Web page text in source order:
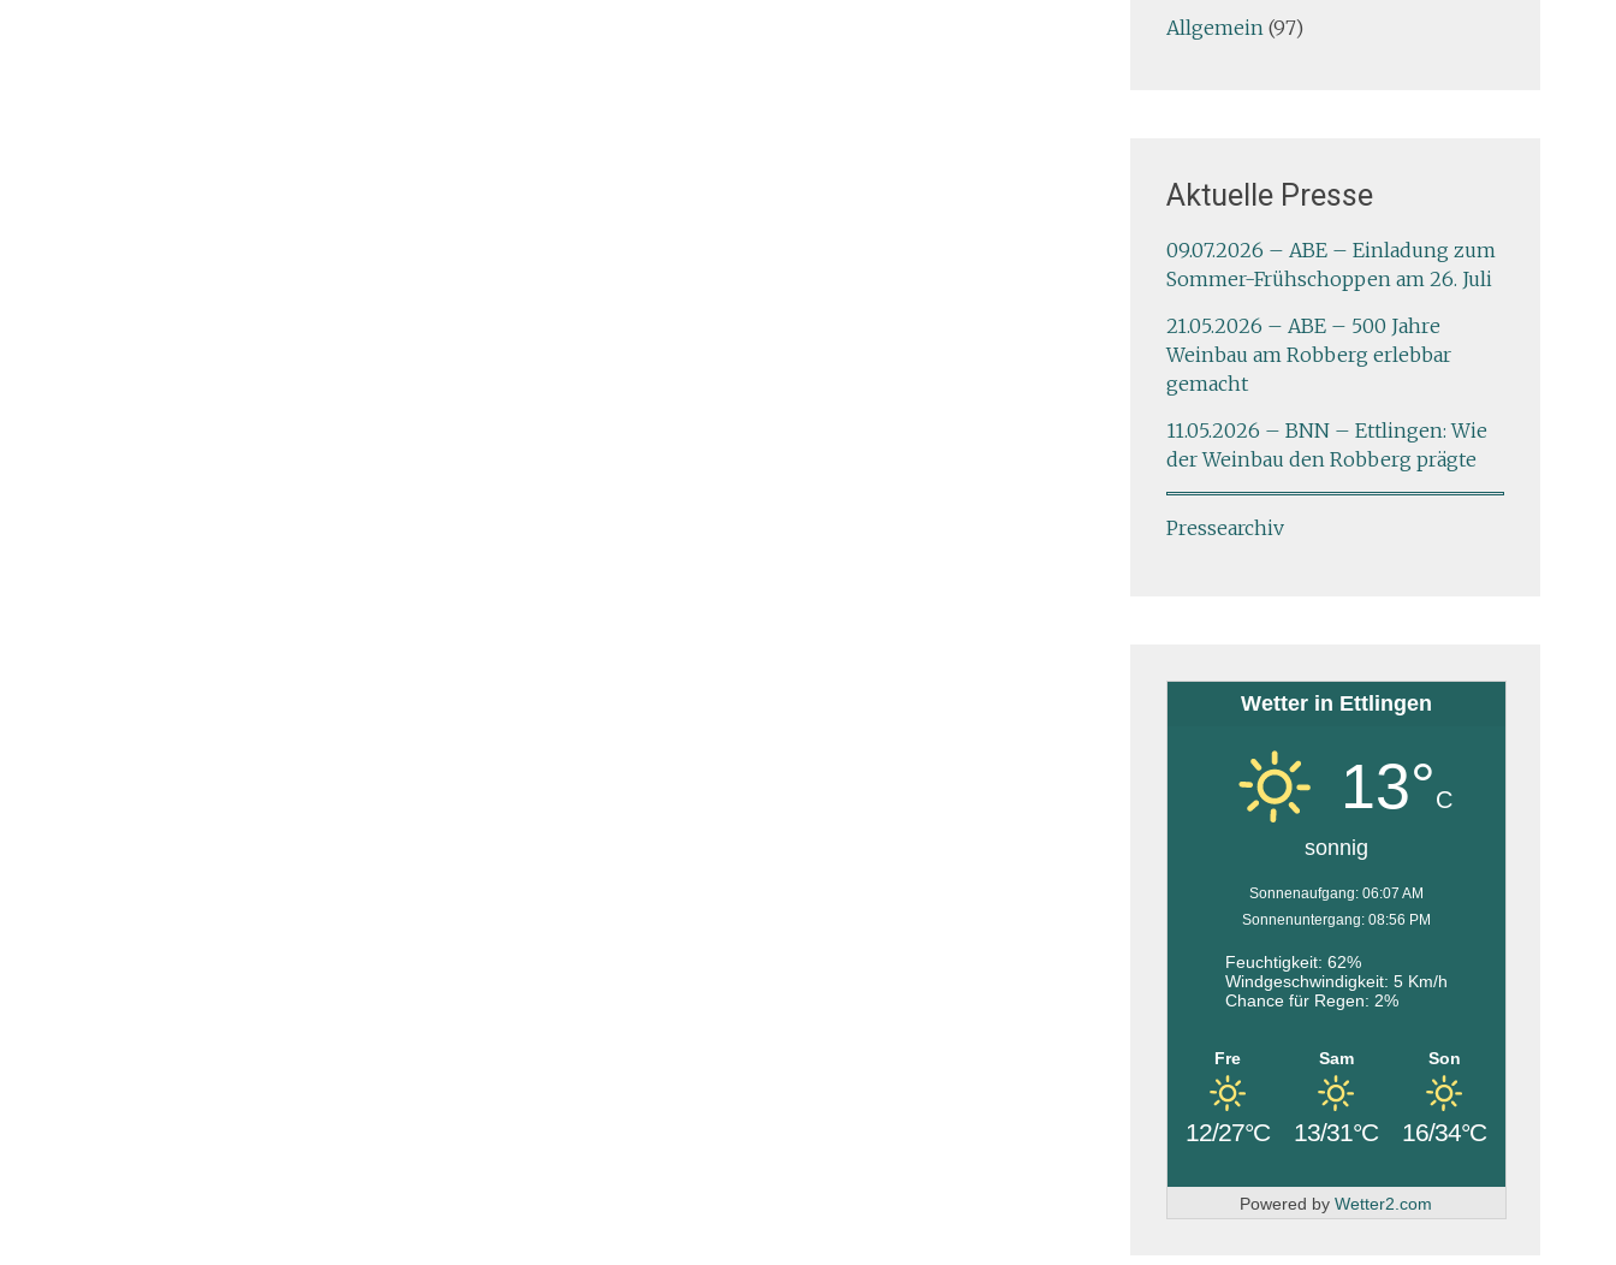
Allgemein(97)
Aktuelle Presse
09.07.2026 – ABE – Einladung zum
Sommer-Frühschoppen am 26. Juli
21.05.2026 – ABE – 500 Jahre
Weinbau am Robberg erlebbar
gemacht
11.05.2026 – BNN – Ettlingen: Wie
der Weinbau den Robberg prägte
Pressearchiv
Wetter in Ettlingen
13°C
sonnig
Sonnenaufgang: 06:07 AM
Sonnenuntergang: 08:56 PM
Feuchtigkeit: 62%
Windgeschwindigkeit: 5 Km/h
Chance für Regen: 2%
Fre
12/27°C
Sam
13/31°C
Son
16/34°C
Powered byWetter2.com